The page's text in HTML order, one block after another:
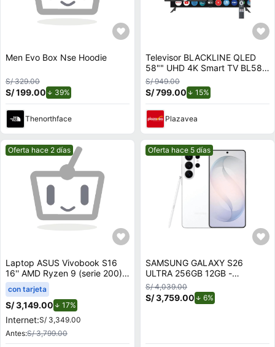
Men Evo Box Nse Hoodie
S/ 329.00
S/ 199.00 39%
Thenorthface
Televisor BLACKLINE QLED
58"" UHD 4K Smart TV BL58-
T8000QD
S/ 949.00
S/ 799.00 15%
Plazavea
Mejor precio.
Oferta hace 2 días
Laptop ASUS Vivobook S16
16'' AMD Ryzen 9 (serie 200)
16GB 512GB SSD M3607HA-
RP082W
con tarjeta
S/ 3,149.00 17%
Internet:S/ 3,349.00
Antes:S/ 3,799.00
Mejor precio.
Oferta hace 5 días
SAMSUNG GALAXY S26
ULTRA 256GB 12GB -
BLANCO
S/ 4,039.00
S/ 3,759.00 6%